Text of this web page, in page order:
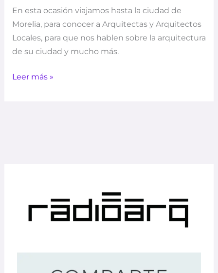
En esta ocasión viajamos hasta la ciudad de
Morelia, para conocer a Arquitectas y Arquitectos
Locales, para que nos hablen sobre la arquitectura
de su ciudad y mucho más.
Leer más »